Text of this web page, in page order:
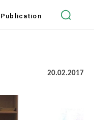
Publication
20.02.2017